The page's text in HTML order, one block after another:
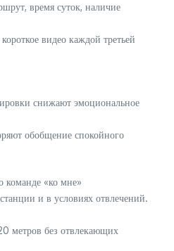
время суток, наличие
видео каждой третьей
снижают эмоциональное
обобщение спокойного
команде «ко мне»
и в условиях отвлечений.
метров без отвлекающих